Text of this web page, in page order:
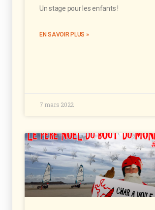
Un stage pour les enfants !
EN SAVOIR PLUS »
7 mars 2022